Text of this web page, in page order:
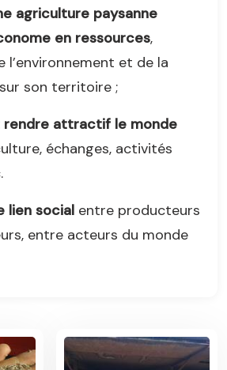
agriculture paysanne
en ressources,
l’environnement et de la
son territoire ;
rendre attractif le monde
échanges, activités
lien social entre producteurs
entre acteurs du monde